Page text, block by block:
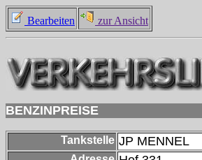
Bearbeiten zur Ansicht
BENZINPREISE
Tankstelle JP MENNEL